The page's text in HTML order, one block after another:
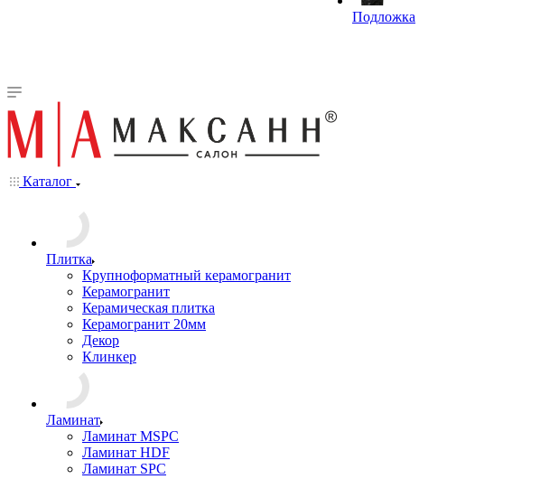
Подложка
Каталог
Плитка
Крупноформатный керамогранит
Керамогранит
Керамическая плитка
Керамогранит 20мм
Декор
Клинкер
Ламинат
Ламинат MSPC
Ламинат HDF
Ламинат SPC